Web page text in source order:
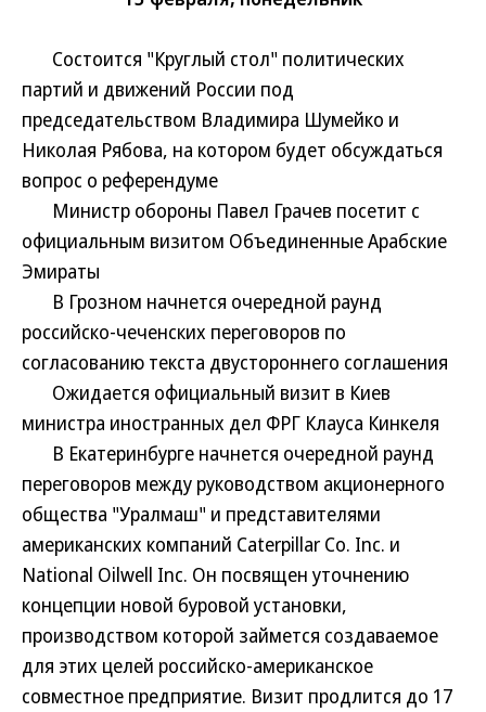
Состоится "Круглый стол" политических
партий и движений России под
председательством Владимира Шумейко и
Николая Рябова, на котором будет обсуждаться
вопрос о референдуме
Министр обороны Павел Грачев посетит с
официальным визитом Объединенные Арабские
Эмираты
В Грозном начнется очередной раунд
российско-чеченских переговоров по
согласованию текста двустороннего соглашения
Ожидается официальный визит в Киев
министра иностранных дел ФРГ Клауса Кинкеля
В Екатеринбурге начнется очередной раунд
переговоров между руководством акционерного
общества "Уралмаш" и представителями
американских компаний Caterpillar Co. Inc. и
National Oilwell Inc. Он посвящен уточнению
концепции новой буровой установки,
производством которой займется создаваемое
для этих целей российско-американское
совместное предприятие. Визит продлится до 17